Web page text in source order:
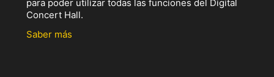
para poder utilizar todas las funciones del Digital
Concert Hall.
Saber más